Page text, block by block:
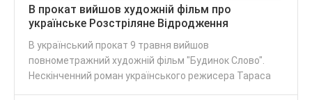
В прокат вийшов художній фільм про
українське Розстріляне Відродження
В український прокат 9 травня вийшов
повнометражний художній фільм "Будинок Слово".
Нескінченний роман українського режисера Тараса